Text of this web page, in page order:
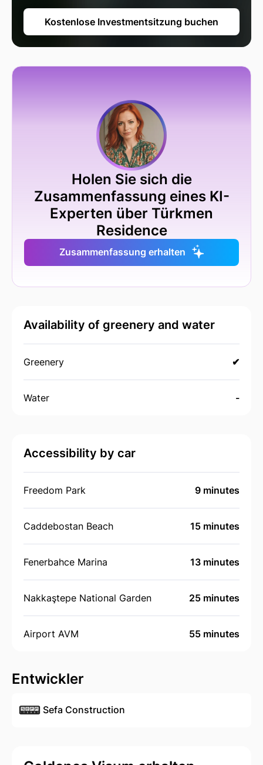
Kostenlose Investmentsitzung buchen
Holen Sie sich die
Zusammenfassung eines KI-
Experten über Türkmen
Residence
Zusammenfassung erhalten
Availability of greenery and water
Greenery ✔
Water -
Accessibility by car
Freedom Park 9 minutes
Caddebostan Beach 15 minutes
Fenerbahce Marina 13 minutes
Nakkaştepe National Garden 25 minutes
Airport AVM 55 minutes
Entwickler
Sefa Construction